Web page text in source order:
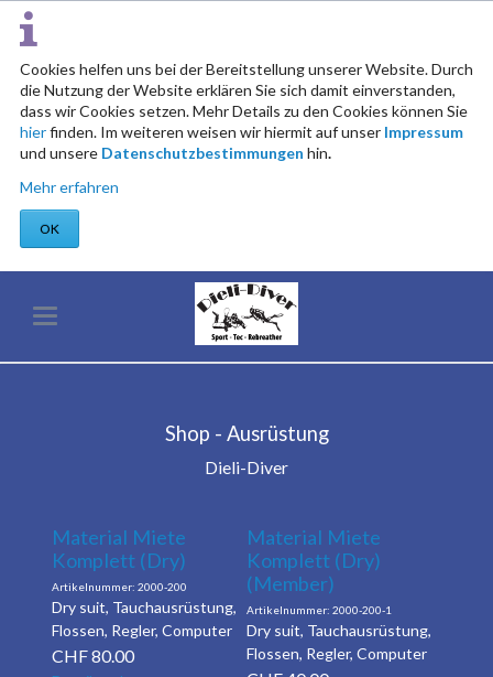
Cookies helfen uns bei der Bereitstellung unserer Website. Durch
die Nutzung der Website erklären Sie sich damit einverstanden,
dass wir Cookies setzen. Mehr Details zu den Cookies können Sie
hierfinden. Im weiteren weisen wir hiermit auf unser Impressum
und unsere Datenschutzbestimmungen hin.
Mehr erfahren
OK
Shop - Ausrüstung
Dieli-Diver
Material Miete
Komplett (Dry)
2000-200
Dry suit, Tauchausrüstung,
Flossen, Regler, Computer
CHF80.00
Material Miete
Komplett (Dry)
(Member)
2000-200-1
Dry suit, Tauchausrüstung,
Flossen, Regler, Computer